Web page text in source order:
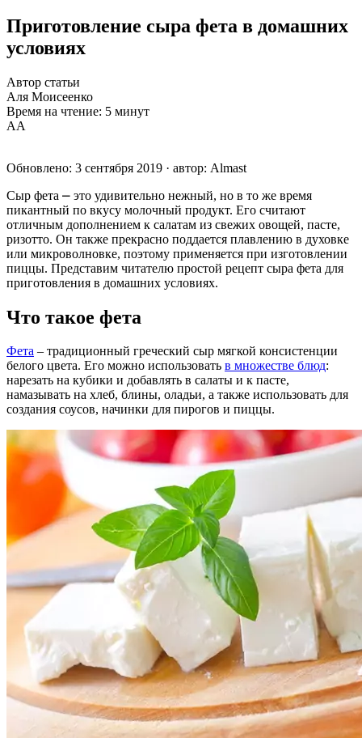
Приготовление сыра фета в домашних
условиях
Автор статьи
Аля Моисеенко
Время на чтение: 5 минут
АА
Обновлено: 3 сентября 2019 · автор: Almast
Сыр фета ⎼ это удивительно нежный, но в то же время
пикантный по вкусу молочный продукт. Его считают
отличным дополнением к салатам из свежих овощей, пасте,
ризотто. Он также прекрасно поддается плавлению в духовке
или микроволновке, поэтому применяется при изготовлении
пиццы. Представим читателю простой рецепт сыра фета для
приготовления в домашних условиях.
Что такое фета
Фета – традиционный греческий сыр мягкой консистенции
белого цвета. Его можно использовать в множестве блюд:
нарезать на кубики и добавлять в салаты и к пасте,
намазывать на хлеб, блины, оладьи, а также использовать для
создания соусов, начинки для пирогов и пиццы.